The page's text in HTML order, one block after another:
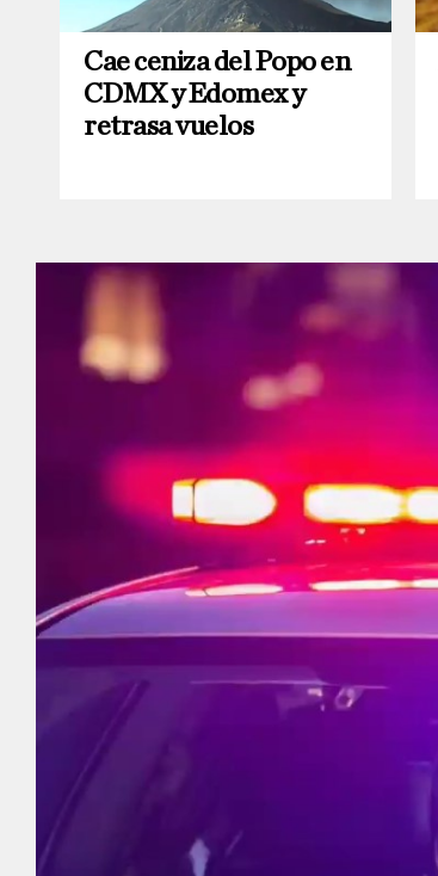
Cae ceniza del Popo en
CDMX y Edomex y
retrasa vuelos